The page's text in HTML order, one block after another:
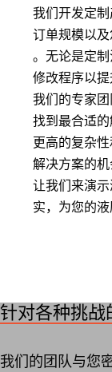
我们开发定制
订单规模以
。无论是定制
修改程序以提
我们的专家团
找到最合适的
更高的复杂
解决方案的机
让我们来演
实，为您的
针对各种挑战
我们的团队与您